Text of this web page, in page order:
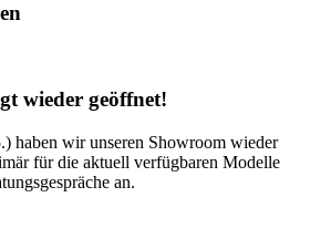
wieder geöffnet!
haben wir unseren Showroom wieder
für die aktuell verfügbaren Modelle
an.